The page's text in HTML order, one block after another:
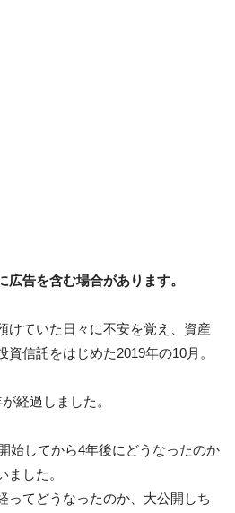
告を含む場合があります。
けていた日々に不安を覚え、資産
信託をはじめた2019年の10月。
経過しました。
始してから4年後にどうなったのか
ました。
ってどうなったのか、大公開しち